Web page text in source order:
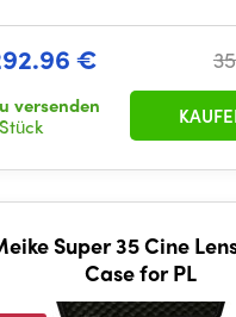
€
versenden
Super 35 Cine
Case for PL